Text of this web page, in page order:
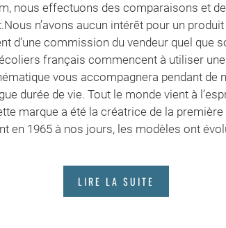
nous effectuons des comparaisons et
n’avons aucun intérêt pour un
d’une commission du vendeur quel que
français commencent à utiliser
vous accompagnera pendant de
durée de vie. Tout le monde vient à
marque a été la créatrice de la
en 1965 à nos jours, les modèles ont
LIRE LA SUITE